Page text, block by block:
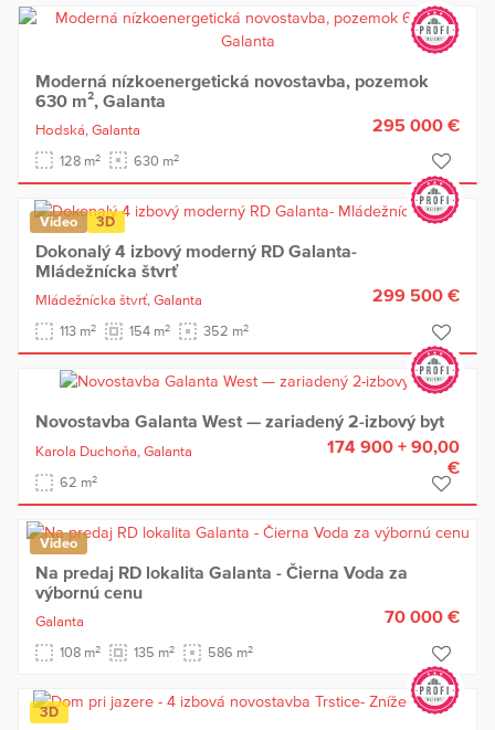
Moderná nízkoenergetická novostavba, pozemok
630 m², Galanta
Hodská, Galanta
128 m2 630 m2
295 000 €
Video 3D
Dokonalý 4 izbový moderný RD Galanta-
Mládežnícka štvrť
Mládežnícka štvrť, Galanta
113 m2 154 m2 352 m2
299 500 €
Novostavba Galanta West — zariadený 2-izbový byt
Karola Duchoňa, Galanta
62 m2
174 900 + 90,00
€
Video
Na predaj RD lokalita Galanta - Čierna Voda za
výbornú cenu
Galanta
108 m2 135 m2 586 m2
70 000 €
3D